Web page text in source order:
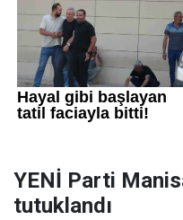
YENİ Parti
tutuklandı